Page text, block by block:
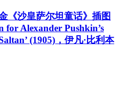
《沙皇萨尔坦童话》插图
for Alexander Pushkin’s
(1905)，伊凡·比利本